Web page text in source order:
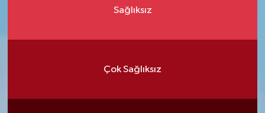
Sağlıksız
Çok Sağlıksız